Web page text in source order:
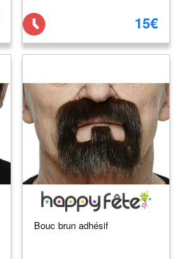
15€
Bouc brun adhésif